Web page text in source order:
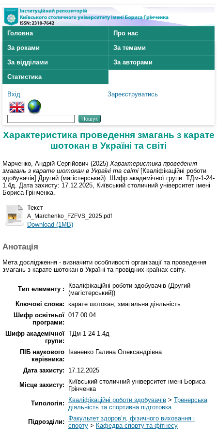
Головна
Про нас
За роками
За темами
За відділами
За авторами
Статистика
Вхід Зареєструватись
Характеристика проведення змагань з карате
шотокан в Україні та світі
Марченко, Андрій Сергійович (2025) Характеристика проведення
змагань з карате шотокан в Україні та світі [Кваліфікаційні роботи
здобувачів] Другий (магістерський). Шифр академічної групи: ТДм-1-24-
1.4д. Дата захисту: 17.12.2025, Київський столичний університет імені
Бориса Грінченка.
Текст
A_Marchenko_FZFVS_2025.pdf
Download (1MB)
Анотація
Мета дослідження - визначити особливості організації та проведення
змагань з карате шотокан в Україні та провідних країнах світу.
Тип елементу :
Кваліфікаційні роботи здобувачів (Другий
(магістерський))
Ключові слова: карате шотокан; змагальна діяльність
Шифр освітньої
програми:
017.00.04
Шифр академічної
групи:
ТДм-1-24-1.4д
ПІБ наукового
керівника:
Іваненко Галина Олександрівна
Дата захисту:
17.12.2025
Місце захисту:
Київський столичний університет імені Бориса
Грінченка
Типологія:
Кваліфікаційні роботи здобувачів > Тренерська
діяльність та спортивна підготовка
Підрозділи: Факультет здоров’я, фізичного виховання і
спорту > Кафедра спорту та фітнесу